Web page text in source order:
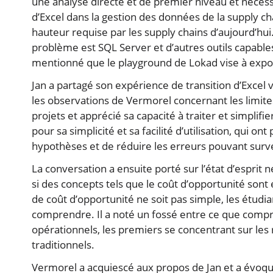
d’Excel dans la gestion des données de la supply
hauteur requise par les supply chains
problème est SQL Server et d’autres outils
mentionné que le playground de Lokad vise à
Jan a partagé son expérience de transition
les observations de Vermorel concernant les
projets et apprécié sa capacité à traiter et
pour sa simplicité et sa facilité d’utilisation, qui
hypothèses et de réduire les erreurs pouvant
La conversation a ensuite porté sur l’état
si des concepts tels que le coût d’opportunité
de coût d’opportunité ne soit pas simple, les
comprendre. Il a noté un fossé entre ce que
opérationnels, les premiers se concentrant sur
traditionnels.
Vermorel a acquiescé aux propos de Jan et a